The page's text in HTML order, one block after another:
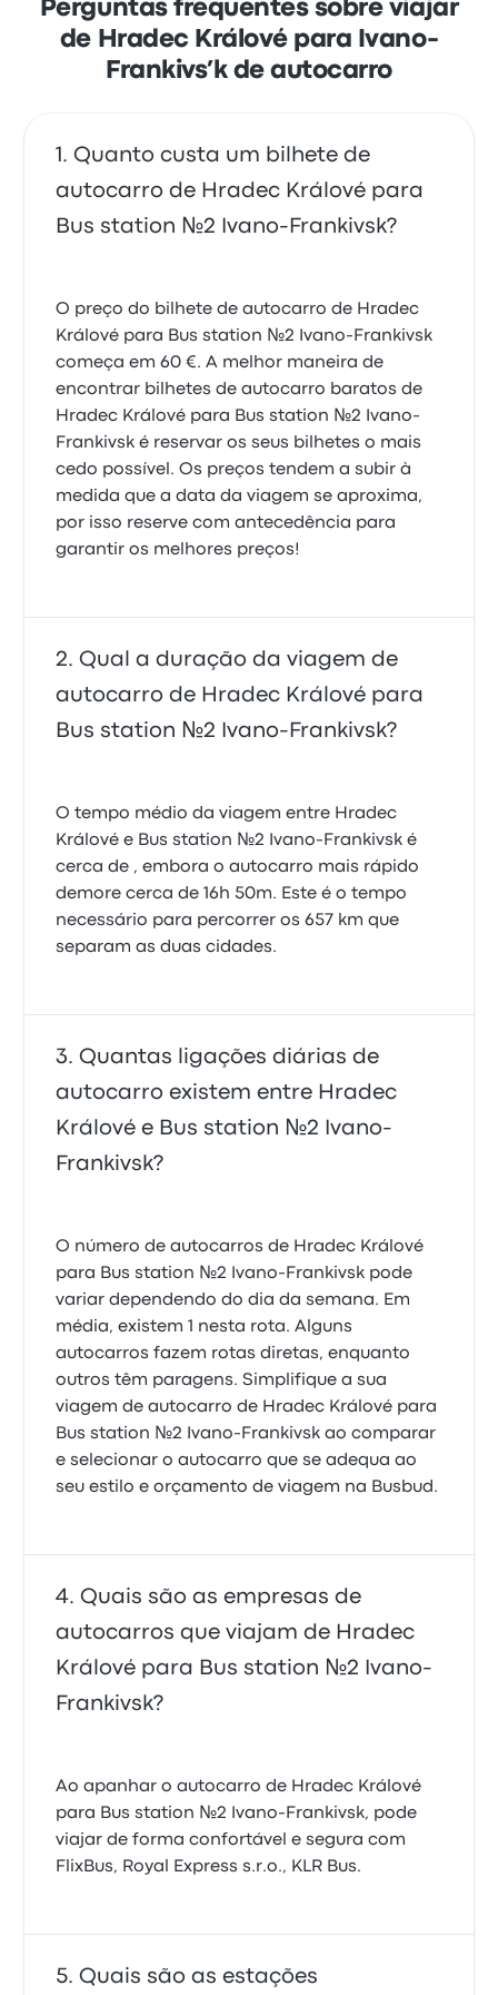
em 61 €
Perguntas frequentes sobre viajar
de Hradec Králové para Ivano-
Frankivs’k de autocarro
Quanto custa um bilhete de
autocarro de Hradec Králové para
Bus station №2 Ivano-Frankivsk?
O preço do bilhete de autocarro de Hradec
Králové para Bus station №2 Ivano-Frankivsk
começa em 60 €. A melhor maneira de
encontrar bilhetes de autocarro baratos de
Hradec Králové para Bus station №2 Ivano-
Frankivsk é reservar os seus bilhetes o mais
cedo possível. Os preços tendem a subir à
medida que a data da viagem se aproxima,
por isso reserve com antecedência para
garantir os melhores preços!
Qual a duração da viagem de
autocarro de Hradec Králové para
Bus station №2 Ivano-Frankivsk?
O tempo médio da viagem entre Hradec
Králové e Bus station №2 Ivano-Frankivsk é
cerca de , embora o autocarro mais rápido
demore cerca de 16h 50m. Este é o tempo
necessário para percorrer os 657 km que
separam as duas cidades.
Quantas ligações diárias de
autocarro existem entre Hradec
Králové e Bus station №2 Ivano-
Frankivsk?
O número de autocarros de Hradec Králové
para Bus station №2 Ivano-Frankivsk pode
variar dependendo do dia da semana. Em
média, existem 1 nesta rota. Alguns
autocarros fazem rotas diretas, enquanto
outros têm paragens. Simplifique a sua
viagem de autocarro de Hradec Králové para
Bus station №2 Ivano-Frankivsk ao comparar
e selecionar o autocarro que se adequa ao
seu estilo e orçamento de viagem na Busbud.
Quais são as empresas de
autocarros que viajam de Hradec
Králové para Bus station №2 Ivano-
Frankivsk?
Ao apanhar o autocarro de Hradec Králové
para Bus station №2 Ivano-Frankivsk, pode
viajar de forma confortável e segura com
FlixBus, Royal Express s.r.o., KLR Bus.
Quais são as estações